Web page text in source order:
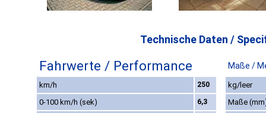
Technische Daten /
Fahrwerte / Performance Maße /
km/h 250
kg/leer
0-100 km/h (sek)
6,3 Maße